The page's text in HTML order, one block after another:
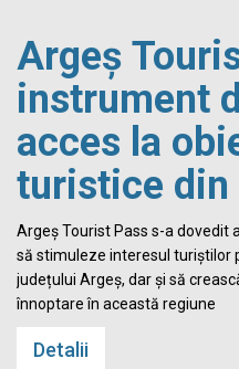
Argeș
instrument
acces la
turistice din
Argeș Tourist Pass s-a
să stimuleze interesul turiștilor
județului Argeș, dar și să
înnoptare în această regiune
Detalii